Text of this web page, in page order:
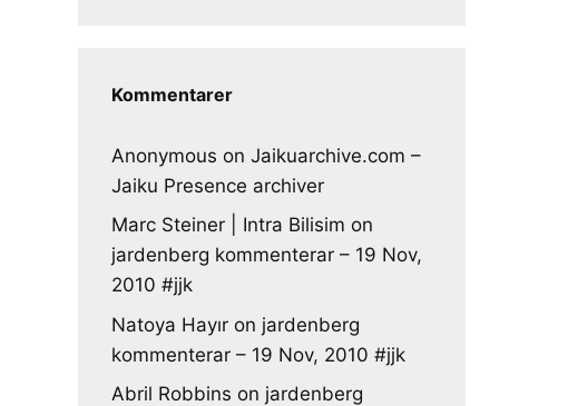
Kommentarer
Anonymous on Jaikuarchive.com –
Jaiku Presence archiver
Marc Steiner | Intra Bilisim on
jardenberg kommenterar – 19 Nov,
2010 #jjk
Natoya Hayır on jardenberg
kommenterar – 19 Nov, 2010 #jjk
Abril Robbins on jardenberg